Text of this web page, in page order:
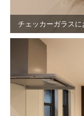
チェッカーガラス